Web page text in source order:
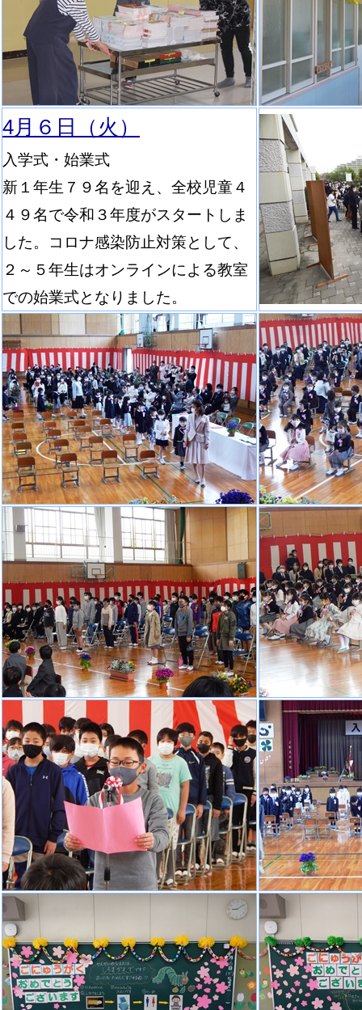
4月６日（火）
入学式・始業式
新１年生７９名を迎え、全校児童４
４９名で令和３年度がスタートしま
した。コロナ感染防止対策として、
２～５年生はオンラインによる教室
での始業式となりました。